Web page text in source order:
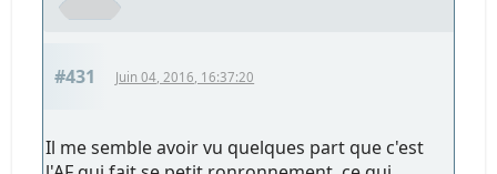
#431 Juin 04, 2016, 16:37:20
Il me semble avoir vu quelques part que c'est